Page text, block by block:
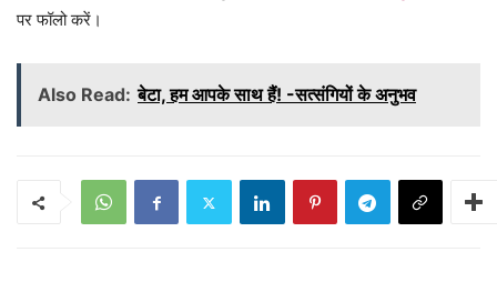
पर फॉलो करें।
Also Read: बेटा, हम आपके साथ हैं! -सत्संगियों के अनुभव